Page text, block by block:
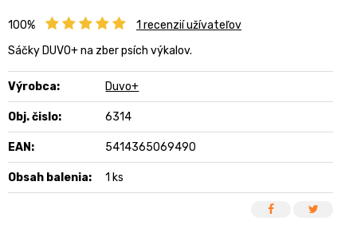
100% 1 recenzií užívateľov
Sáčky DUVO+ na zber psích výkalov.
Výrobca: Duvo+
Obj. čislo: 6314
EAN: 5414365069490
Obsah balenia: 1 ks